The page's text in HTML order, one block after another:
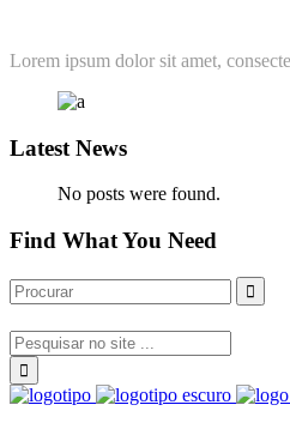
Lorem ipsum dolor sit amet,
Latest News
No posts were found.
Find What You Need